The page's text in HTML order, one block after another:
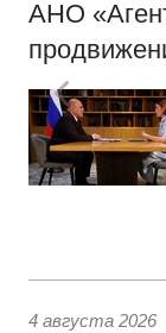
АНО
4 августа 2026